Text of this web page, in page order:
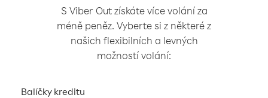
S Viber Out získáte více volání za
méně peněz. Vyberte si z některé z
našich flexibilních a levných
možností volání:
Balíčky kreditu